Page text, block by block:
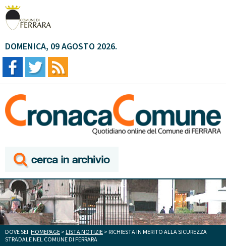
DOMENICA, 09 AGOSTO 2026.
DOVE SEI: HOMEPAGE > LISTA NOTIZIE > RICHIESTA IN MERITO ALLA SICUREZZA
STRADALE NEL COMUNE DI FERRARA